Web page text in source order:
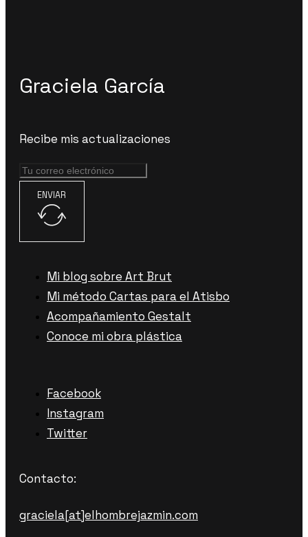
Graciela García
Recibe mis actualizaciones
ENVIAR
Mi blog sobre Art Brut
Mi método Cartas para el Atisbo
Acompañamiento Gestalt
Conoce mi obra plástica
Facebook
Instagram
Twitter
Contacto:
graciela[at]elhombrejazmin.com